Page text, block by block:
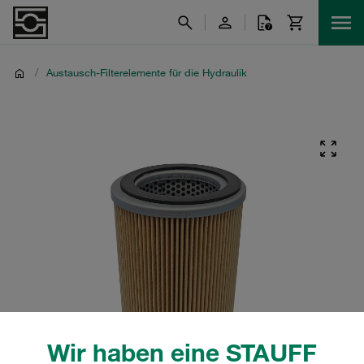
Wir haben eine STAUFF
/ Austausch-Filterelemente für die Hydraulik